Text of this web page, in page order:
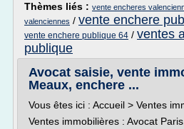
Thèmes liés : vente encheres
valenciennes / vente enchere
vente enchere publique 64 / ventes
publique
Avocat saisie, vente
Meaux, enchere ...
Vous êtes ici : Accueil > Ventes
Ventes immobilières : Avocat